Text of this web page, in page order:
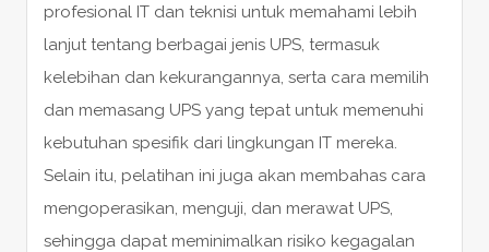
profesional IT dan teknisi untuk memahami lebih
lanjut tentang berbagai jenis UPS, termasuk
kelebihan dan kekurangannya, serta cara memilih
dan memasang UPS yang tepat untuk memenuhi
kebutuhan spesifik dari lingkungan IT mereka.
Selain itu, pelatihan ini juga akan membahas cara
mengoperasikan, menguji, dan merawat UPS,
sehingga dapat meminimalkan risiko kegagalan